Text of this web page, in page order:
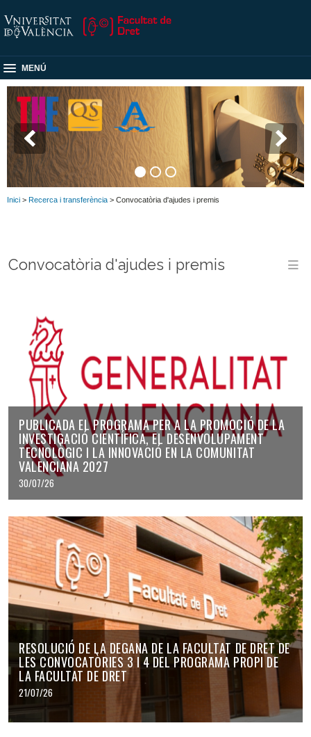
MENÚ
Inici > Recerca i transferència > Convocatòria d'ajudes i premis
Convocatòria d'ajudes i premis
PUBLICADA EL PROGRAMA PER A LA PROMOCIÓ DE LA
INVESTIGACIÓ CIENTÍFICA, EL DESENVOLUPAMENT
TECNOLÒGIC I LA INNOVACIÓ EN LA COMUNITAT
VALENCIANA 2027
30/07/26
RESOLUCIÓ DE LA DEGANA DE LA FACULTAT DE DRET DE
LES CONVOCATÒRIES 3 I 4 DEL PROGRAMA PROPI DE
LA FACULTAT DE DRET
21/07/26